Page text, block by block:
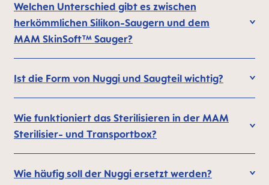
Welchen Unterschied gibt es zwischen
herkömmlichen Silikon-Saugern und dem
MAM SkinSoft™ Sauger?
Ist die Form von Nuggi und Saugteil wichtig?
Wie funktioniert das Sterilisieren in der MAM
Sterilisier- und Transportbox?
Wie häufig soll der Nuggi ersetzt werden?